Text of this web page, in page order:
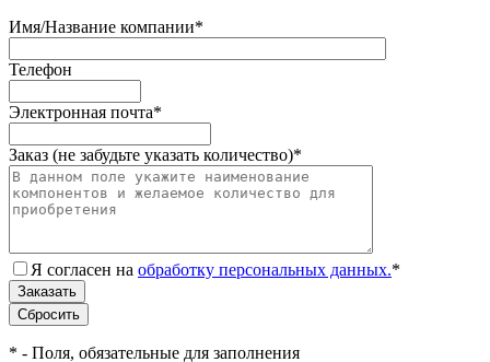
Имя/Название компании*
Телефон
Электронная почта*
Заказ (не забудьте указать количество)*
Я согласен на обработку персональных данных.*
* - Поля, обязательные для заполнения